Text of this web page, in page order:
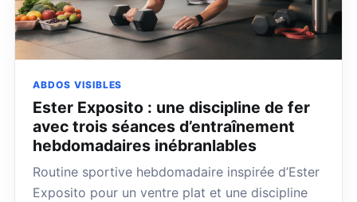
ABDOS VISIBLES
Ester Exposito : une discipline de fer
avec trois séances d’entraînement
hebdomadaires inébranlables
Routine sportive hebdomadaire inspirée d’Ester
Exposito pour un ventre plat et une discipline